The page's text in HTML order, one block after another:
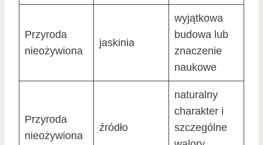
Przyroda
nieożywiona
jaskinia
wyjątkowa
budowa lub
znaczenie
naukowe
Przyroda
nieożywiona
źródło
naturalny
charakter i
szczególne